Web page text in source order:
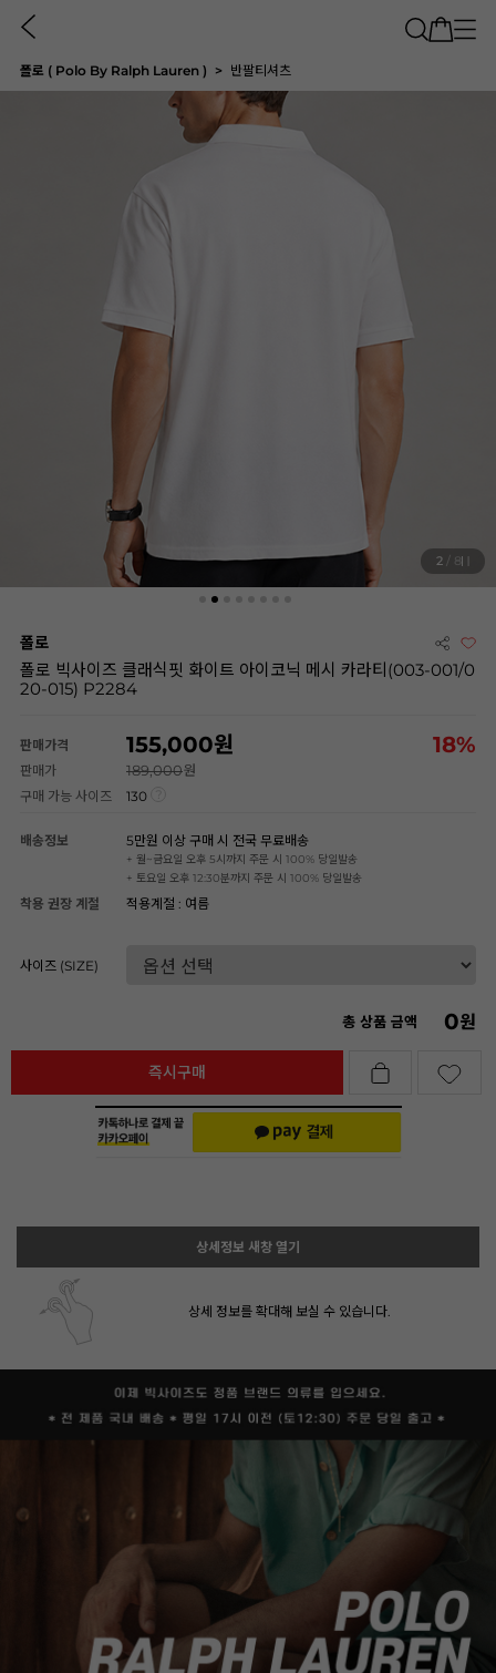
폴로 ( Polo By Ralph Lauren ) 반팔티셔츠
2 / 8
폴로
폴로 빅사이즈 클래식핏 화이트 아이코닉 메시 카라티(003-001/0
20-015) P2284
판매가격 155,000 18%
판매가 189,000
구매 가능 사이즈 130
배송정보 5만원 이상 구매 시 전국 무료배송
+ 월~금요일 오후 5시까지 주문 시 100% 당일발송
+ 토요일 오후 12:30분까지 주문 시 100% 당일발송
착용 권장 계절 적용계절 : 여름
사이즈 (SIZE)
총 상품 금액 0원
즉시구매
상세정보 새창 열기
상세 정보를 확대해 보실 수 있습니다.